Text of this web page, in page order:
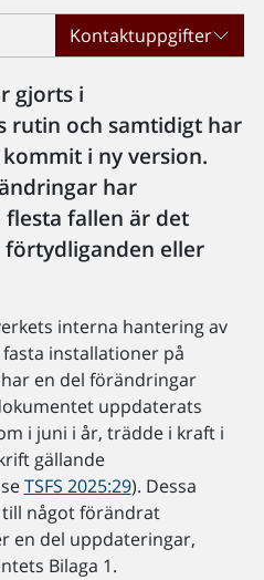
Kontaktuppgifter
gjorts i
rutin och samtidigt har
i ny version.
har
fallen är det
eller
interna hantering av
installationer på
har en del förändringar
uppdaterats
i juni i år, trädde i kraft i
gällande
TSFS 2025:29). Dessa
något förändrat
en del uppdateringar,
Bilaga 1.